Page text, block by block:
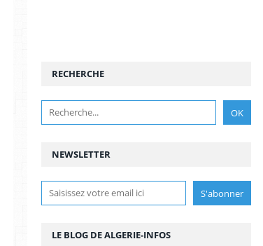
NEWSLETTER
RECHERCHE
LE BLOG DE ALGERIE-INFOS